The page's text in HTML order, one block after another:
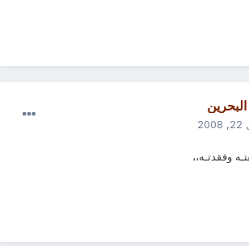
البحرين
وفقدتـه،،